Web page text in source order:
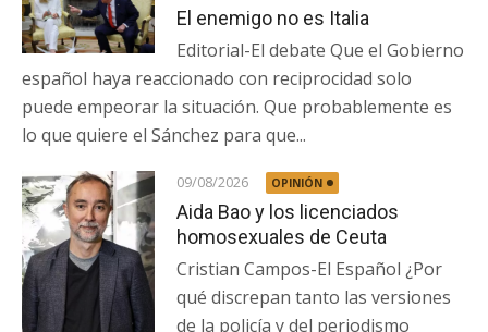
El enemigo no es Italia
Editorial-El debate Que el Gobierno
español haya reaccionado con reciprocidad solo
puede empeorar la situación. Que probablemente es
lo que quiere el Sánchez para que...
09/08/2026 OPINIÓN
Aida Bao y los licenciados
homosexuales de Ceuta
Cristian Campos-El Español ¿Por
qué discrepan tanto las versiones
de la policía y del periodismo